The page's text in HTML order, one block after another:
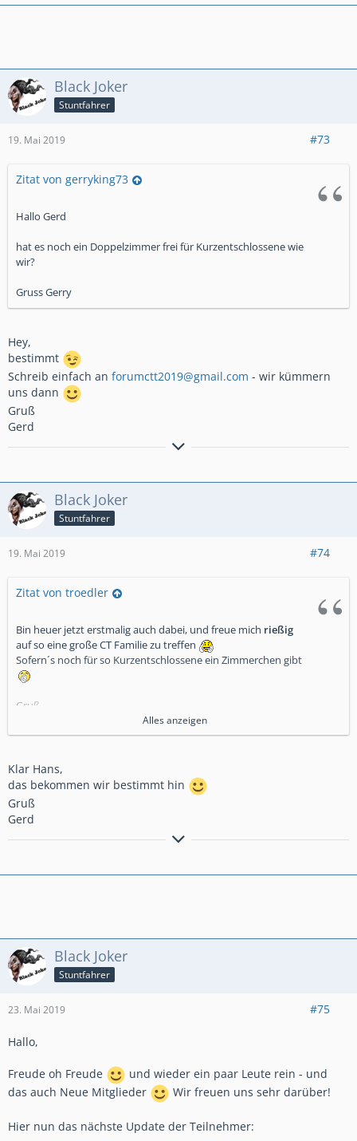
Black Joker
Stuntfahrer
19. Mai 2019 #73
Zitat von gerryking73
Hallo Gerd
hat es noch ein Doppelzimmer frei für Kurzentschlossene wie
wir?
Gruss Gerry
Hey,
bestimmt
Schreib einfach an forumctt2019@gmail.com - wir kümmern
uns dann
Gruß
Gerd
Bremsen macht die Felge dreckig!!!!!!!!!!!
Anders gesagt: Bremsen ist die Umwandlung hochwertiger
Geschwindigkeit in sinnlose Wärme!
Black Joker
Stuntfahrer
19. Mai 2019 #74
Zitat von troedler
Bin heuer jetzt erstmalig auch dabei, und freue mich rießig
auf so eine große CT Familie zu treffen
Sofern´s noch für so Kurzentschlossene ein Zimmerchen gibt
Gruß
Alles anzeigen
Klar Hans,
das bekommen wir bestimmt hin
Gruß
Gerd
Bremsen macht die Felge dreckig!!!!!!!!!!!
Anders gesagt: Bremsen ist die Umwandlung hochwertiger
Black Joker
Stuntfahrer
23. Mai 2019 #75
Hallo,
Freude oh Freude
und wieder ein paar Leute rein - und
das auch Neue Mitglieder
Wir freuen uns sehr darüber!
Hier nun das nächste Update der Teilnehmer: